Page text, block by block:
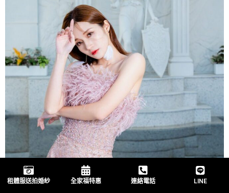
租體服送拍婚紗 全家福特惠 連絡電話 LINE